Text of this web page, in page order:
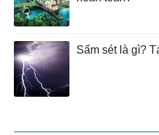
Sấm sét là gì?